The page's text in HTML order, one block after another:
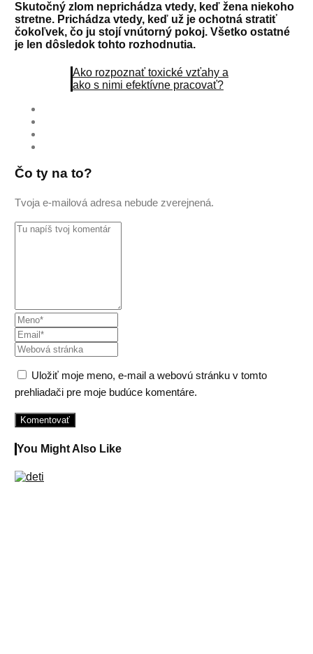
Skutočný zlom neprichádza vtedy, keď žena niekoho
stretne. Prichádza vtedy, keď už je ochotná stratiť
čokoľvek, čo ju stojí vnútorný pokoj. Všetko ostatné
je len dôsledok tohto rozhodnutia.
Ako rozpoznať toxické vzťahy a
ako s nimi efektívne pracovať?
Čo ty na to?
Tvoja e-mailová adresa nebude zverejnená.
Uložiť moje meno, e-mail a webovú stránku v tomto
prehliadači pre moje budúce komentáre.
You Might Also Like